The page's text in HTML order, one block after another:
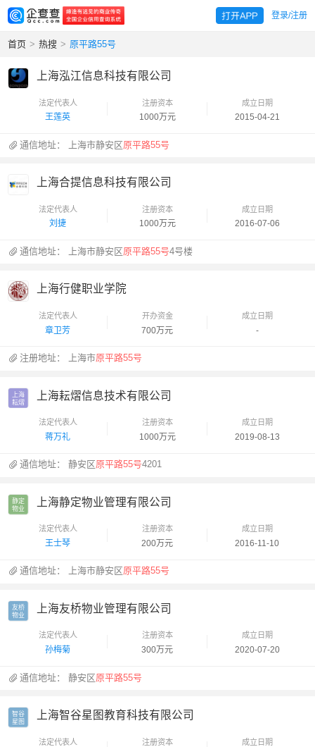
登录/注册
首页 > 热搜 > 原平路55号
上海泓江信息科技有限公司
法定代表人
王莲英
注册资本
1000万元
成立日期
2015-04-21
通信地址： 上海市静安区原平路55号
上海合提信息科技有限公司
法定代表人
刘捷
注册资本
1000万元
成立日期
2016-07-06
通信地址： 上海市静安区原平路55号4号楼
上海行健职业学院
法定代表人
章卫芳
开办资金
700万元
成立日期
-
注册地址： 上海市原平路55号
上海
耘熠
上海耘熠信息技术有限公司
法定代表人
蒋万礼
注册资本
1000万元
成立日期
2019-08-13
通信地址：静安区原平路55号4201
静定
物业
上海静定物业管理有限公司
法定代表人
王士琴
注册资本
200万元
成立日期
2016-11-10
通信地址： 上海市静安区原平路55号
友桥
物业
上海友桥物业管理有限公司
法定代表人
孙梅菊
注册资本
300万元
成立日期
2020-07-20
通信地址：静安区原平路55号
智谷
星图
上海智谷星图教育科技有限公司
法定代表人 注册资本 成立日期